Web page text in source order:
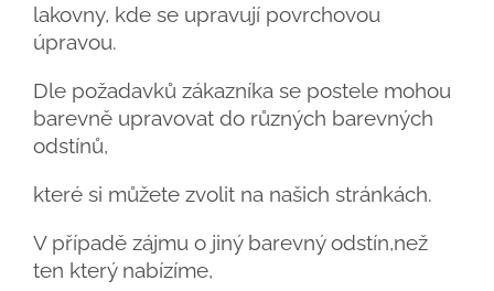
lakovny, kde se upravují povrchovou
úpravou.
Dle požadavků zákazníka se postele mohou
barevně upravovat do různých barevných
odstínů,
které si můžete zvolit na našich stránkách.
V případě zájmu o jiný barevný odstín,než
ten který nabízíme,